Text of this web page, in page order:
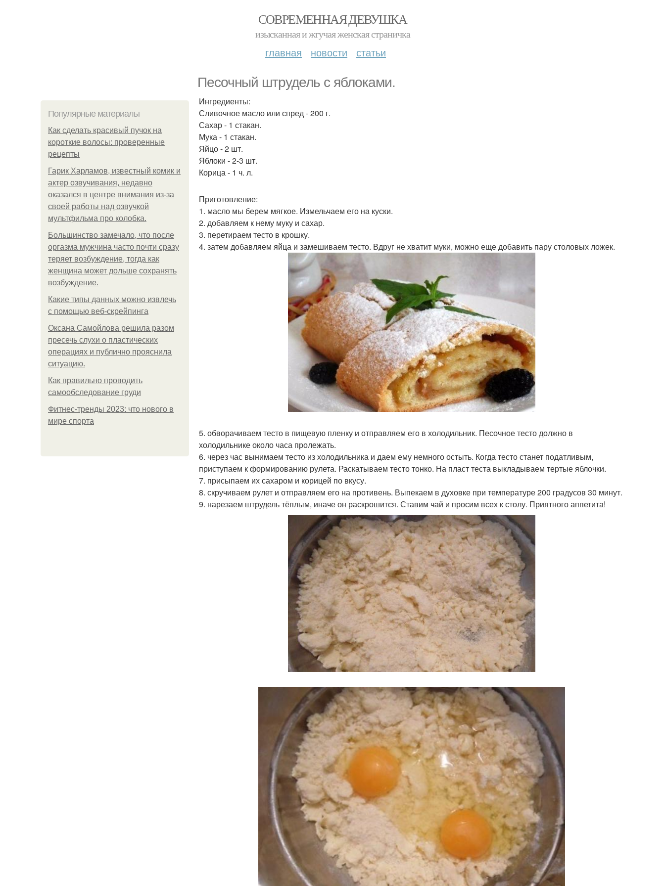
СОВРЕМЕННАЯ ДЕВУШКА
изысканная и жгучая женская страничка
главная новости статьи
Песочный штрудель с яблоками.
Популярные материалы
Как сделать красивый пучок на
короткие волосы: проверенные
рецепты
Гарик Харламов, известный комик и
актер озвучивания, недавно
оказался в центре внимания из-за
своей работы над озвучкой
мультфильма про колобка.
Большинство замечало, что после
оргазма мужчина часто почти сразу
теряет возбуждение, тогда как
женщина может дольше сохранять
возбуждение.
Какие типы данных можно извлечь
с помощью веб-скрейпинга
Оксана Самойлова решила разом
пресечь слухи о пластических
операциях и публично прояснила
ситуацию.
Как правильно проводить
самообследование груди
Фитнес-тренды 2023: что нового в
мире спорта
Ингредиенты:
Сливочное масло или спред - 200 г.
Сахар - 1 стакан.
Мука - 1 стакан.
Яйцо - 2 шт.
Яблоки - 2-3 шт.
Корица - 1 ч. л.
Приготовление:
1. масло мы берем мягкое. Измельчаем его на куски.
2. добавляем к нему муку и сахар.
3. перетираем тесто в крошку.
4. затем добавляем яйца и замешиваем тесто. Вдруг не хватит муки, можно еще добавить пару столовых ложек.
5. обворачиваем тесто в пищевую пленку и отправляем его в холодильник. Песочное тесто должно в
холодильнике около часа пролежать.
6. через час вынимаем тесто из холодильника и даем ему немного остыть. Когда тесто станет податливым,
приступаем к формированию рулета. Раскатываем тесто тонко. На пласт теста выкладываем тертые яблочки.
7. присыпаем их сахаром и корицей по вкусу.
8. скручиваем рулет и отправляем его на противень. Выпекаем в духовке при температуре 200 градусов 30 минут.
9. нарезаем штрудель тёплым, иначе он раскрошится. Ставим чай и просим всех к столу. Приятного аппетита!